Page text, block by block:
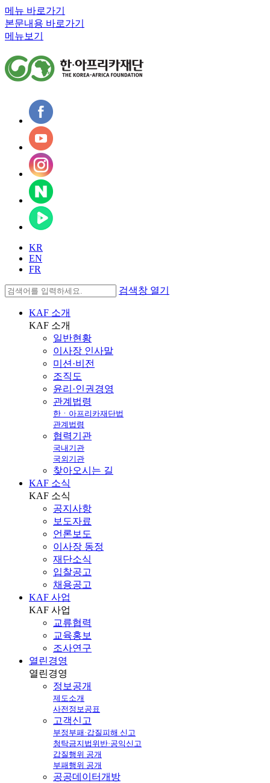
메뉴 바로가기
본문내용 바로가기
메뉴보기
KR
EN
FR
검색창 열기
KAF 소개
KAF 소개
일반현황
이사장 인사말
미션·비전
조직도
윤리·인권경영
관계법령
한ㆍ아프리카재단법
관계법령
협력기관
국내기관
국외기관
찾아오시는 길
KAF 소식
KAF 소식
공지사항
보도자료
언론보도
이사장 동정
재단소식
입찰공고
채용공고
KAF 사업
KAF 사업
교류협력
교육홍보
조사연구
열린경영
열린경영
정보공개
제도소개
사전정보공표
고객신고
부정부패·갑질피해 신고
청탁금지법위반·공익신고
갑질행위 공개
부패행위 공개
공공데이터개방